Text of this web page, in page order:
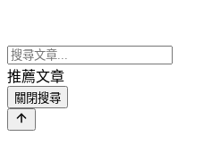
推薦文章
關閉搜尋